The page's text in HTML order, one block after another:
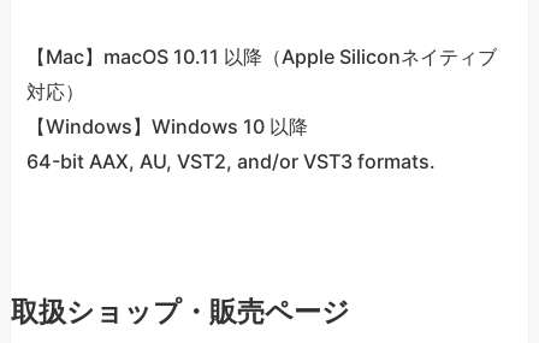
【Mac】macOS 10.11 以降（Apple Siliconネイティブ
対応）
【Windows】Windows 10 以降
64-bit AAX, AU, VST2, and/or VST3 formats.
取扱ショップ・販売ページ